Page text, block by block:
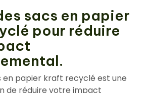
sacs en papier
pour réduire
en papier kraft recyclé est une
de réduire votre impact